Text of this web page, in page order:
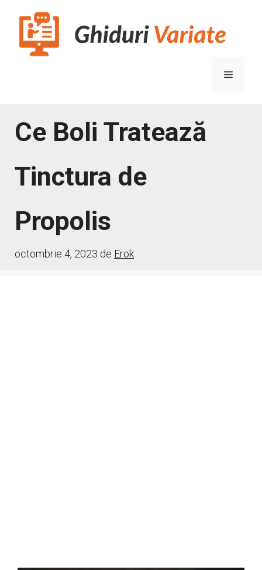
conținut
Meniu
Ce Boli Tratează
Tinctura de
Propolis
octombrie 4, 2023 de Erok